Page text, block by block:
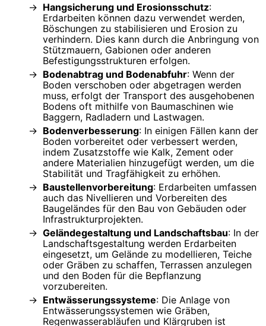
Hangsicherung und Erosionsschutz:
Erdarbeiten können dazu verwendet werden,
Böschungen zu stabilisieren und Erosion zu
verhindern. Dies kann durch die Anbringung von
Stützmauern, Gabionen oder anderen
Befestigungsstrukturen erfolgen.
Bodenabtrag und Bodenabfuhr: Wenn der
Boden verschoben oder abgetragen werden
muss, erfolgt der Transport des ausgehobenen
Bodens oft mithilfe von Baumaschinen wie
Baggern, Radladern und Lastwagen.
Bodenverbesserung: In einigen Fällen kann der
Boden vorbereitet oder verbessert werden,
indem Zusatzstoffe wie Kalk, Zement oder
andere Materialien hinzugefügt werden, um die
Stabilität und Tragfähigkeit zu erhöhen.
Baustellenvorbereitung: Erdarbeiten umfassen
auch das Nivellieren und Vorbereiten des
Baugeländes für den Bau von Gebäuden oder
Infrastrukturprojekten.
Geländegestaltung und Landschaftsbau: In der
Landschaftsgestaltung werden Erdarbeiten
eingesetzt, um Gelände zu modellieren, Teiche
oder Gräben zu schaffen, Terrassen anzulegen
und den Boden für die Bepflanzung
vorzubereiten.
Entwässerungssysteme: Die Anlage von
Entwässerungssystemen wie Gräben,
Regenwasserabläufen und Klärgruben ist